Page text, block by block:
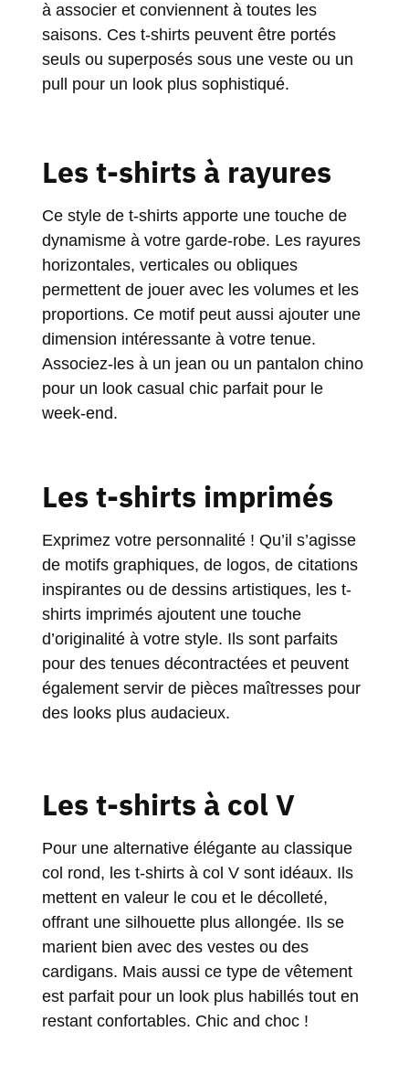
à associer et conviennent à toutes les
saisons. Ces t-shirts peuvent être portés
seuls ou superposés sous une veste ou un
pull pour un look plus sophistiqué.
Les t-shirts à rayures
Ce style de t-shirts apporte une touche de
dynamisme à votre garde-robe. Les rayures
horizontales, verticales ou obliques
permettent de jouer avec les volumes et les
proportions. Ce motif peut aussi ajouter une
dimension intéressante à votre tenue.
Associez-les à un jean ou un pantalon chino
pour un look casual chic parfait pour le
week-end.
Les t-shirts imprimés
Exprimez votre personnalité ! Qu’il s’agisse
de motifs graphiques, de logos, de citations
inspirantes ou de dessins artistiques, les t-
shirts imprimés ajoutent une touche
d’originalité à votre style. Ils sont parfaits
pour des tenues décontractées et peuvent
également servir de pièces maîtresses pour
des looks plus audacieux.
Les t-shirts à col V
Pour une alternative élégante au classique
col rond, les t-shirts à col V sont idéaux. Ils
mettent en valeur le cou et le décolleté,
offrant une silhouette plus allongée. Ils se
marient bien avec des vestes ou des
cardigans. Mais aussi ce type de vêtement
est parfait pour un look plus habillés tout en
restant confortables. Chic and choc !